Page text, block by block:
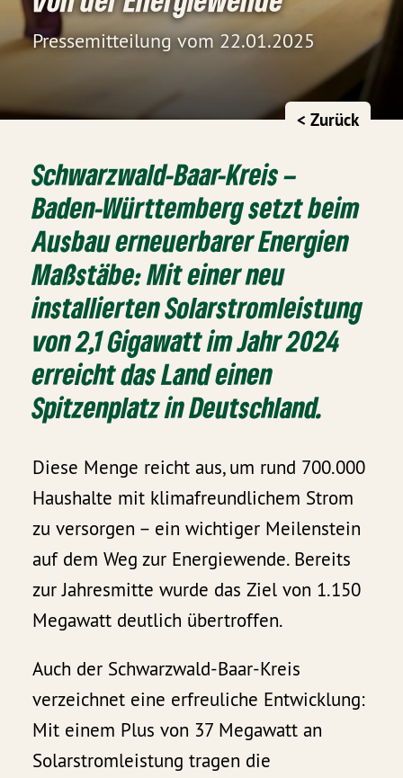
Pressemitteilung vom 22.01.2025
< Zurück
Schwarzwald-Baar-Kreis –
Baden-Württemberg setzt beim
Ausbau erneuerbarer Energien
Maßstäbe: Mit einer neu
installierten Solarstromleistung
von 2,1 Gigawatt im Jahr 2024
erreicht das Land einen
Spitzenplatz in Deutschland.
Diese Menge reicht aus, um rund 700.000
Haushalte mit klimafreundlichem Strom
zu versorgen – ein wichtiger Meilenstein
auf dem Weg zur Energiewende. Bereits
zur Jahresmitte wurde das Ziel von 1.150
Megawatt deutlich übertroffen.
Auch der Schwarzwald-Baar-Kreis
verzeichnet eine erfreuliche Entwicklung:
Mit einem Plus von 37 Megawatt an
Solarstromleistung tragen die